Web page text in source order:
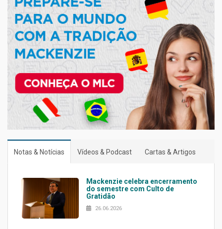
Notas & Notícias Vídeos & Podcast Cartas & Artigos
Mackenzie celebra encerramento
do semestre com Culto de
Gratidão
26.06.2026